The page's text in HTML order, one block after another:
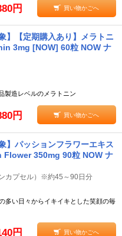
円 買い物かごへ
】【定期購入あり】メラトニ
3mg [NOW] 60粒 NOW ナ
製造レベルのメラトニン
円 買い物かごへ
】パッションフラワーエキス
350mg 90粒 NOW ナ
カプセル）※約45～90日分
多い日々からイキイキとした笑顔の毎
円 買い物かごへ